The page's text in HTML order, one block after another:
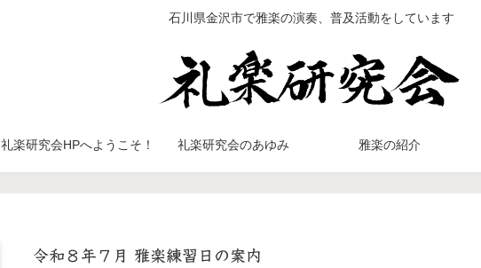
石川県金沢市で雅楽の演奏、普及活動をしています
礼楽研究会HPへようこそ！ 礼楽研究会のあゆみ 雅楽の紹介
令和８年７月 雅楽練習日の案内